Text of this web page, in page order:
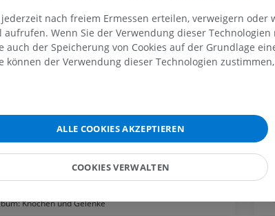
Supraspinatus Tear with
Atrophy
Barakat
Knochen und Gelenke
nach freiem Ermessen erteilen, verweigern oder
aufrufen. Wenn Sie der Verwendung dieser
auch der Speicherung von Cookies auf der Grundlage
können der Verwendung dieser Technologien
ALLE COOKIES AKZEPTIEREN
COOKIES VERWALTEN